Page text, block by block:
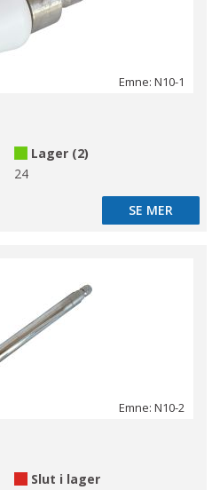
Emne: N10-1
Lager (2)
24
SE MER
SE MER
Emne: N10-2
Slut i lager